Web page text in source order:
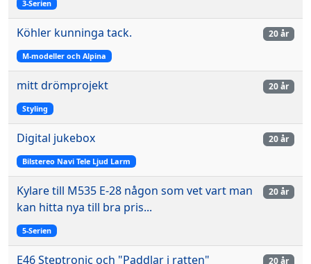
3-Serien
Köhler kunninga tack.
M-modeller och Alpina
20 år
mitt drömprojekt
Styling
20 år
Digital jukebox
Bilstereo Navi Tele Ljud Larm
20 år
Kylare till M535 E-28 någon som vet vart man
kan hitta nya till bra pris...
5-Serien
20 år
E46 Steptronic och "Paddlar i ratten" 20 år